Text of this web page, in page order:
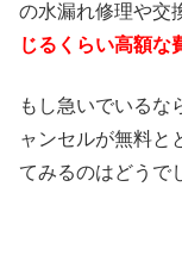
の水漏れ修理や交
じるくらい高額な
もし急いでいるな
ャンセルが無料と
てみるのはどうで